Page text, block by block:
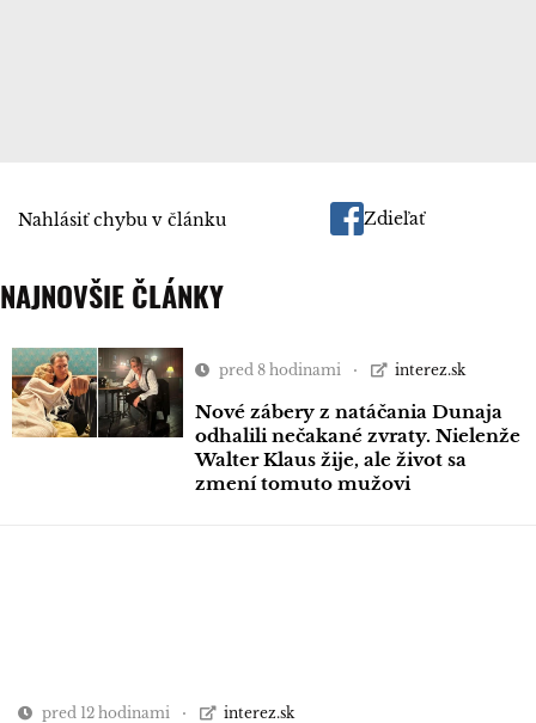
Nahlásiť chybu v článku Zdieľať
NAJNOVŠIE ČLÁNKY
pred 8 hodinami interez.sk
Nové zábery z natáčania Dunaja
odhalili nečakané zvraty. Nielenže
Walter Klaus žije, ale život sa
zmení tomuto mužovi
pred 12 hodinami interez.sk